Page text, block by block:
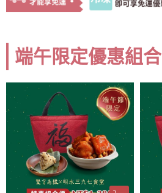
端午限定優惠組合